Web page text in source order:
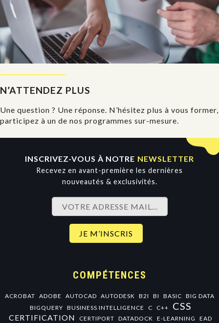
N’ATTENDEZ PLUS
Une question ? Une réponse. N’hésitez plus à vous former,
participez à un de nos programmes sur-mesure.
INSCRIVEZ-VOUS À NOTRE NEWSLETTER
Recevez en avant-première les dernières
nouveautés & exclusivités.
COMPÉTENCES
ACROBAT ADOBE AUTOCAD AUTODESK B2I BI BASIC BIG DATA
BIGQUERY BUSINESS INTELLIGENCE C C++ CSS
CERTIFICATION CERTIPORT DATADOCK E-LEARNING EAD